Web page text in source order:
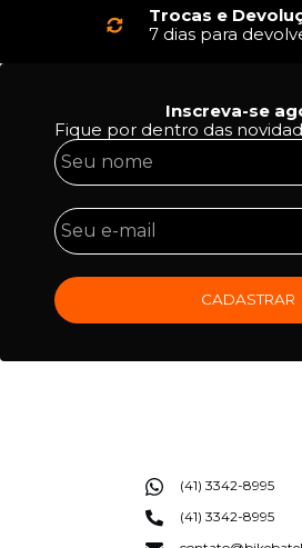
Trocas e
7 dias para
Inscreva-se
Fique por dentro das
CADASTRAR
(41) 3342-8995
(41) 3342-8995